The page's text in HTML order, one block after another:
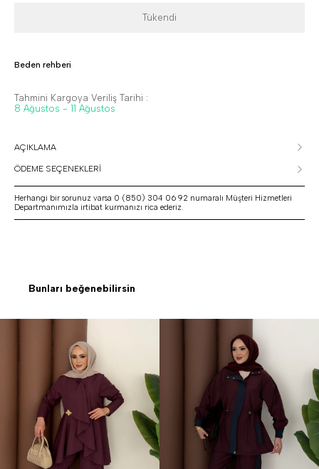
Tükendi
Beden rehberi
Tahmini Kargoya Veriliş Tarihi :
8 Ağustos - 11 Ağustos
AÇIKLAMA
ÖDEME SEÇENEKLERİ
Herhangi bir sorunuz varsa 0 (850) 304 06 92 numaralı Müşteri Hizmetleri
Departmanımızla irtibat kurmanızı rica ederiz.
Bunları beğenebilirsin